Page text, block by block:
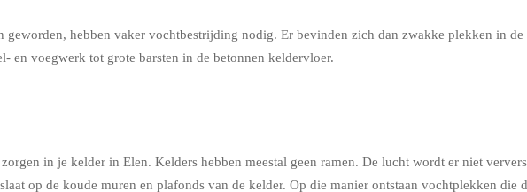
geworden, hebben vaker vochtbestrijding nodig. Er bevinden zich dan zwakke plekken in
en voegwerk tot grote barsten in de betonnen keldervloer.
in je kelder in Elen. Kelders hebben meestal geen ramen. De lucht wordt er niet
op de koude muren en plafonds van de kelder. Op die manier ontstaan vochtplekken die